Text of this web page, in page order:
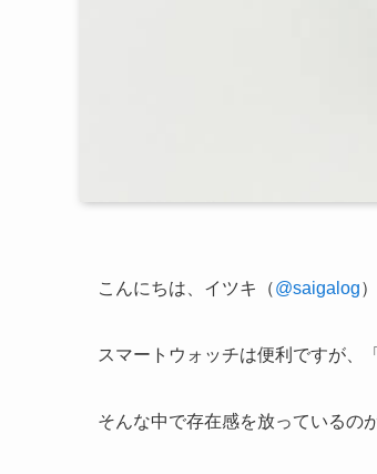
こんにちは、イツキ（@saigalog
スマートウォッチは便利ですが、
そんな中で存在感を放っているの